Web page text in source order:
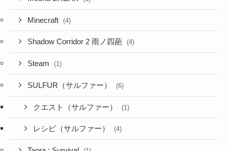
Minecraft (4)
Shadow Corridor 2 雨ノ四葩 (4)
Steam (1)
SULFUR（サルファー） (6)
クエスト（サルファー） (1)
レシピ（サルファー） (4)